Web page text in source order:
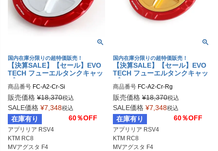
国内在庫分限りの超特価販売！
【決算SALE】【セール】EVO
TECH フューエルタンクキャッ
プ APRILIA/DUCATI/KTM/MV
AGUSTA
商品番号 FC-A2-Cr-Si
販売価格 ¥18,370税込
SALE価格 ¥7,348税込
在庫有り 60％OFF
アプリリア RSV4
KTM RC8
MVアグスタ F4
国内在庫分限りの超特価販売！
【決算SALE】【セール】EVO
TECH フューエルタンクキャッ
プ APRILIA/DUCATI/KTM/MV
AGUSTA
商品番号 FC-A2-Cr-Rg
販売価格 ¥18,370税込
SALE価格 ¥7,348税込
在庫有り 60％OFF
アプリリア RSV4
KTM RC8
MVアグスタ F4